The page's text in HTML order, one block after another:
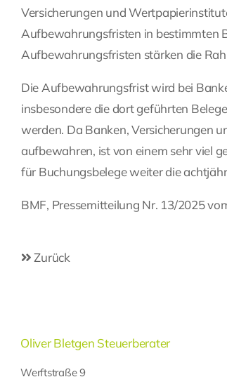
Versicherungen und
Aufbewahrungsfristen in bestimmten
Aufbewahrungsfristen stärken die
Die Aufbewahrungsfrist wird bei
insbesondere die dort geführten
werden. Da Banken, Versicherungen
aufbewahren, ist von einem sehr viel
für Buchungsbelege weiter die
BMF, Pressemitteilung Nr. 13/2025
Zurück
Oliver Bletgen Steuerberater
Werftstraße 9